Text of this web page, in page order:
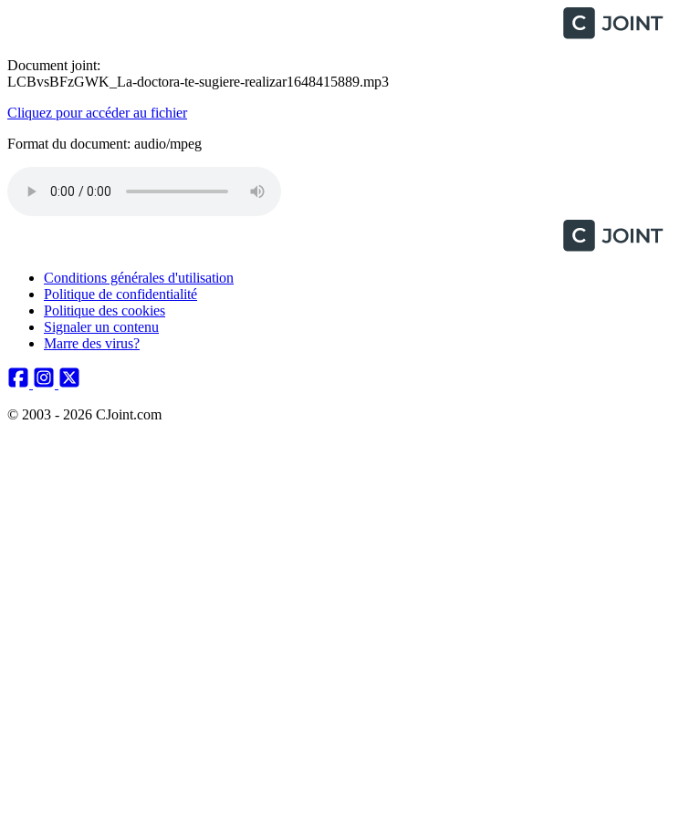
Document joint:
LCBvsBFzGWK_La-doctora-te-sugiere-realizar1648415889.mp3
Cliquez pour accéder au fichier
Format du document: audio/mpeg
Conditions générales d'utilisation
Politique de confidentialité
Politique des cookies
Signaler un contenu
Marre des virus?
© 2003 - 2026 CJoint.com